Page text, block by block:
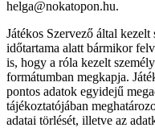
helga@nokatopon.hu.
Játékos Szervező által kezelt
időtartama alatt bármikor
is, hogy a róla kezelt
formátumban megkapja.
pontos adatok egyidejű
tájékoztatójában
adatai törlését, illetve az